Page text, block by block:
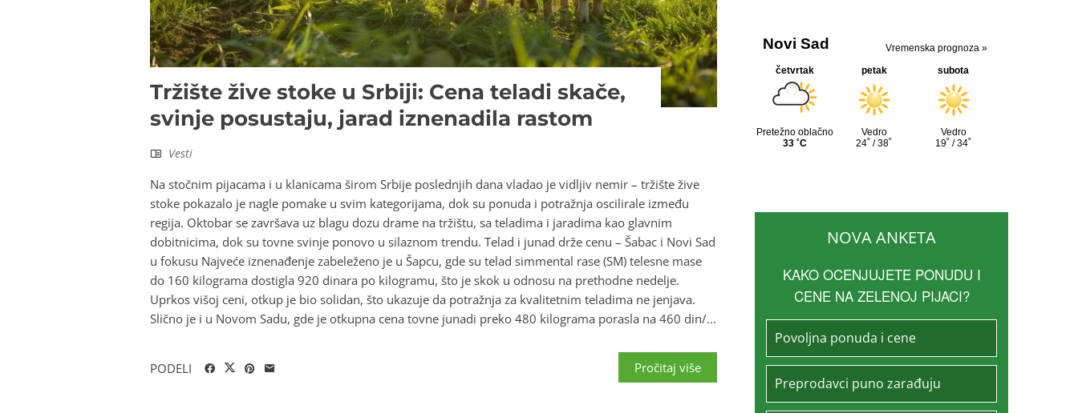
Tržište žive stoke u Srbiji: Cena teladi skače,
svinje posustaju, jarad iznenadila rastom
Vesti
Na stočnim pijacama i u klanicama širom Srbije poslednjih dana vladao je vidljiv nemir – tržište žive
stoke pokazalo je nagle pomake u svim kategorijama, dok su ponuda i potražnja oscilirale između
regija. Oktobar se završava uz blagu dozu drame na tržištu, sa teladima i jaradima kao glavnim
dobitnicima, dok su tovne svinje ponovo u silaznom trendu. Telad i junad drže cenu – Šabac i Novi Sad
u fokusu Najveće iznenađenje zabeleženo je u Šapcu, gde su telad simmental rase (SM) telesne mase
do 160 kilograma dostigla 920 dinara po kilogramu, što je skok u odnosu na prethodne nedelje.
Uprkos višoj ceni, otkup je bio solidan, što ukazuje da potražnja za kvalitetnim teladima ne jenjava.
Slično je i u Novom Sadu, gde je otkupna cena tovne junadi preko 480 kilograma porasla na 460 din/...
Pročitaj više
PODELI
NOVA ANKETA
KAKO OCENJUJETE PONUDU I
CENE NA ZELENOJ PIJACI?
Povoljna ponuda i cene
Preprodavci puno zarađuju